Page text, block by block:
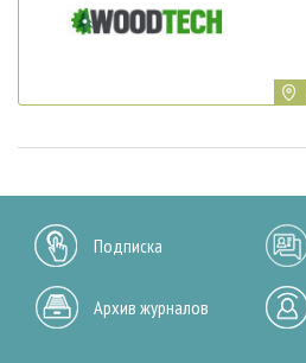
Подписка
Архив журналов